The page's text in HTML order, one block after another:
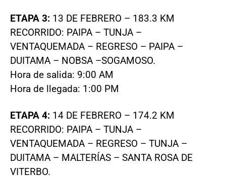
ETAPA 3: 13 DE FEBRERO – 183.3 KM
RECORRIDO: PAIPA – TUNJA –
VENTAQUEMADA – REGRESO – PAIPA –
DUITAMA – NOBSA –SOGAMOSO.
Hora de salida: 9:00 AM
Hora de llegada: 1:00 PM
ETAPA 4: 14 DE FEBRERO – 174.2 KM
RECORRIDO: PAIPA – TUNJA –
VENTAQUEMADA – REGRESO – TUNJA –
DUITAMA – MALTERÍAS – SANTA ROSA DE
VITERBO.